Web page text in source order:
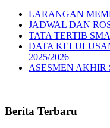
LARANGAN
JADWAL DAN
TATA TERTIB
DATA
2025/2026
ASESMEN
Berita Terbaru